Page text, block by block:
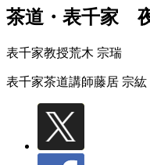
茶道・表千家
表千家教授荒木 宗瑞
表千家茶道講師藤居 宗紘